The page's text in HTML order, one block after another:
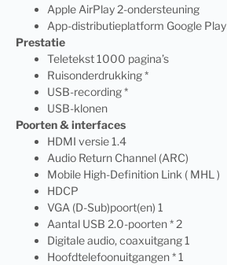
Apple AirPlay 2-ondersteuning
App-distributieplatform Google Play
Prestatie
Teletekst 1000 pagina’s
Ruisonderdrukking *
USB-recording *
USB-klonen
Poorten & interfaces
HDMI versie 1.4
Audio Return Channel (ARC)
Mobile High-Definition Link ( MHL )
HDCP
VGA (D-Sub)poort(en) 1
Aantal USB 2.0-poorten * 2
Digitale audio, coaxuitgang 1
Hoofdtelefoonuitgangen * 1